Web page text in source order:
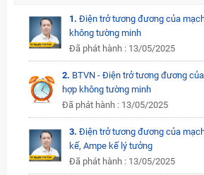
1. Điện trở tương đương của
không tường minh
Đã phát hành : 13/05/2025
2. BTVN - Điện trở tương đương
hợp không tường minh
Đã phát hành : 13/05/2025
3. Điện trở tương đương của
kế, Ampe kế lý tưởng
Đã phát hành : 13/05/2025